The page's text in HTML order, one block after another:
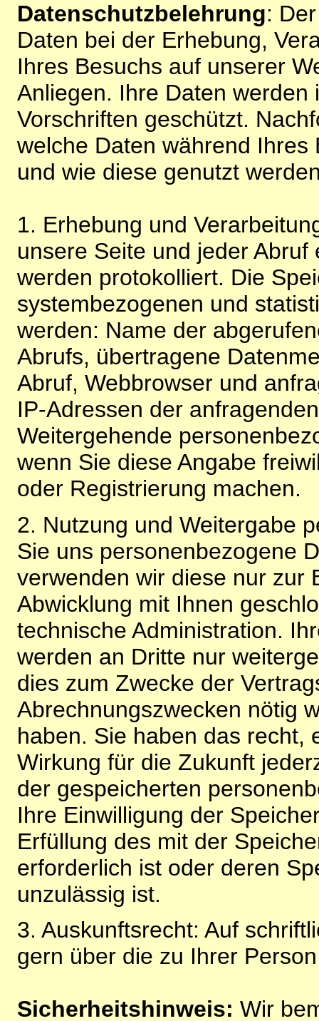
Datenschutzbelehrung:
Daten bei der Erhebung,
Ihres Besuchs auf unserer
Anliegen. Ihre Daten
Vorschriften geschützt.
welche Daten während
und wie diese genutzt
1. Erhebung und
unsere Seite und jeder
werden protokolliert. Die
systembezogenen und
werden: Name der
Abrufs, übertragene
Abruf, Webbrowser und
IP-Adressen der
Weitergehende
wenn Sie diese Angabe
oder Registrierung machen.
2. Nutzung und Weitergabe
Sie uns personenbezogene
verwenden wir diese nur zur
Abwicklung mit Ihnen
technische Administration.
werden an Dritte nur
dies zum Zwecke der
Abrechnungszwecken nötig
haben. Sie haben das recht,
Wirkung für die Zukunft
der gespeicherten
Ihre Einwilligung der
Erfüllung des mit der
erforderlich ist oder deren
unzulässig ist.
3. Auskunftsrecht: Auf
gern über die zu Ihrer
Sicherheitshinweis: Wir